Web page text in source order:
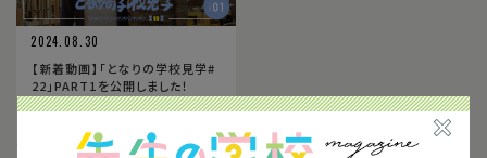
2024.08.30
【新着動画】「となりの学校見学#
22」PART1を公開しました！